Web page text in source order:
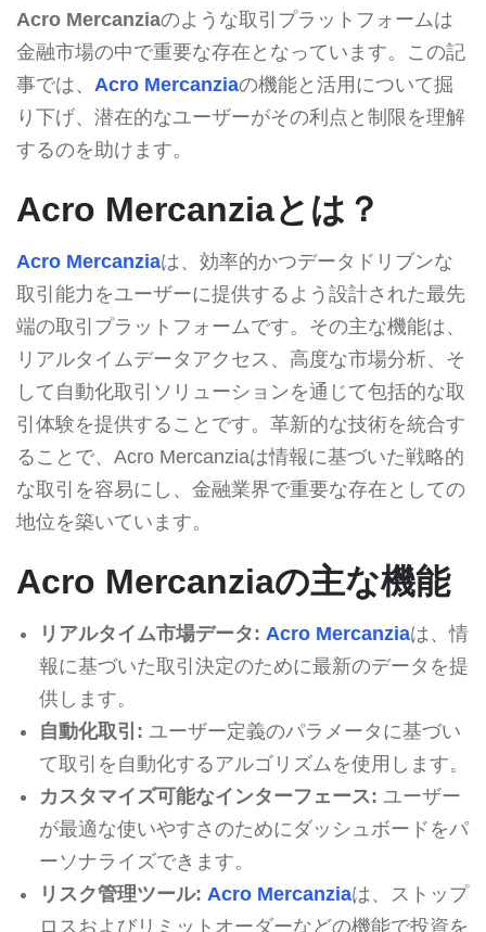
Acro Mercanziaのような取引プラットフォームは
金融市場の中で重要な存在となっています。この記
事では、 Acro Mercanziaの機能と活用について掘
り下げ、潜在的なユーザーがその利点と制限を理解
するのを助けます。
Acro Mercanziaとは？
Acro Mercanziaは、効率的かつデータドリブンな
取引能力をユーザーに提供するよう設計された最先
端の取引プラットフォームです。その主な機能は、
リアルタイムデータアクセス、高度な市場分析、そ
して自動化取引ソリューションを通じて包括的な取
引体験を提供することです。革新的な技術を統合す
ることで、Acro Mercanziaは情報に基づいた戦略的
な取引を容易にし、金融業界で重要な存在としての
地位を築いています。
Acro Mercanziaの主な機能
リアルタイム市場データ: Acro Mercanziaは、情
報に基づいた取引決定のために最新のデータを提
供します。
自動化取引: ユーザー定義のパラメータに基づい
て取引を自動化するアルゴリズムを使用します。
カスタマイズ可能なインターフェース: ユーザー
が最適な使いやすさのためにダッシュボードをパ
ーソナライズできます。
リスク管理ツール: Acro Mercanziaは、ストップ
ロスおよびリミットオーダーなどの機能で投資を